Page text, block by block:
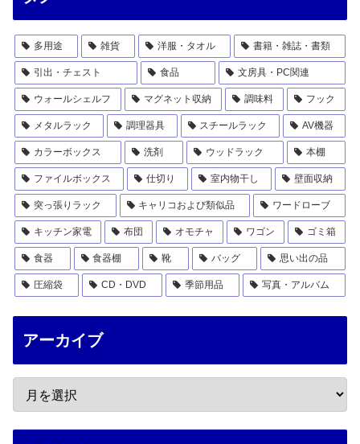
多用途 雑貨 洋服・タオル 書籍・雑誌・書類
引出・チェスト 食品 文房具・PC関連
ウォールシェルフ マグネット収納 調味料 フック
メタルラック 調理器具 スチールラック AV機器
カラーボックス 洗剤 ウッドラック 本棚
ファイルボックス 仕切り 室内物干し 壁面収納
突っ張りラック キャリコおよび類似品 ワードローブ
キッチン家電 布団 オモチャ ワゴン ゴミ箱
食器 食器棚 靴 バッグ 思い出の品
圧縮袋 CD・DVD 季節用品 写真・アルバム
アーカイブ